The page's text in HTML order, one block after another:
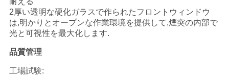
リ
シ
ー
2厚い透明な硬化ガラスで作られたフロントウィンドウ
は,明かりとオープンな作業環境を提供して,煙突の内部で
光と可視性を最大化します.
品質管理
工場試験: